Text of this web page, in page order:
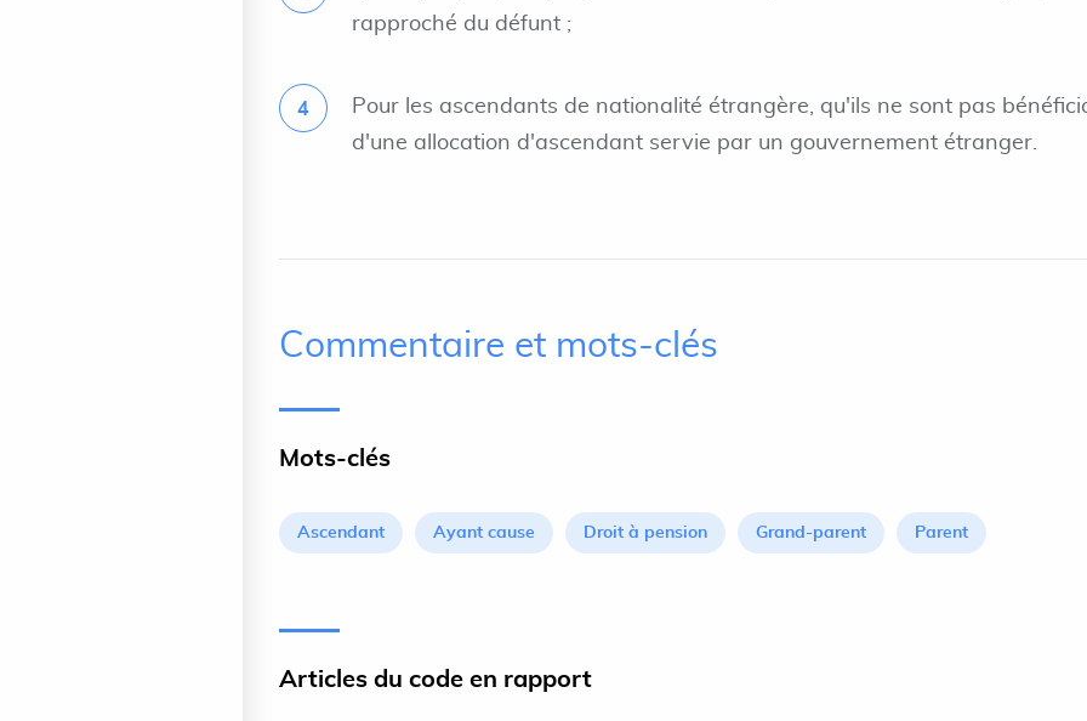
rapproché du défunt ;
Pour les ascendants de nationalité étrangère, qu'ils ne sont pas
d'une allocation d'ascendant servie par un gouvernement étranger.
Commentaire et mots-clés
Mots-clés
Ascendant Ayant cause Droit à pension Grand-parent Parent
Articles du code en rapport